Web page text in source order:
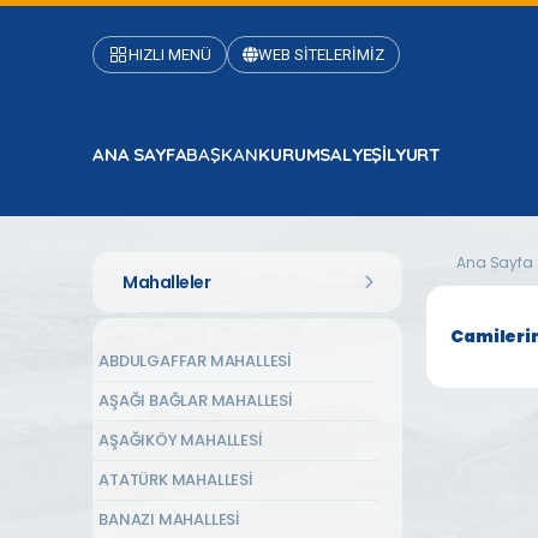
HIZLI MENÜ WEB SİTELERİMİZ
ANA SAYFABAŞKANKURUMSALYEŞİLYURT
Mahalleler
ABDULGAFFAR MAHALLESİ
AŞAĞI BAĞLAR MAHALLESİ
AŞAĞIKÖY MAHALLESİ
ATATÜRK MAHALLESİ
BANAZI MAHALLESİ
Ana Sayfa